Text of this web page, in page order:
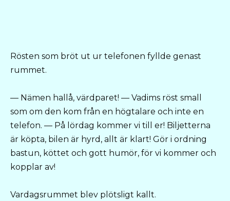
Rösten som bröt ut ur telefonen fyllde genast
rummet.
— Nämen hallå, värdparet! — Vadims röst small
som om den kom från en högtalare och inte en
telefon. — På lördag kommer vi till er! Biljetterna
är köpta, bilen är hyrd, allt är klart! Gör i ordning
bastun, köttet och gott humör, för vi kommer och
kopplar av!
Vardagsrummet blev plötsligt kallt.